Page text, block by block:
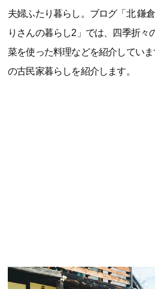
夫婦ふたり暮らし。ブログ「北 鎌
りさんの暮らし2」では、四季折々
菜を使った料理などを紹介してい
の古民家暮らしを紹介します。